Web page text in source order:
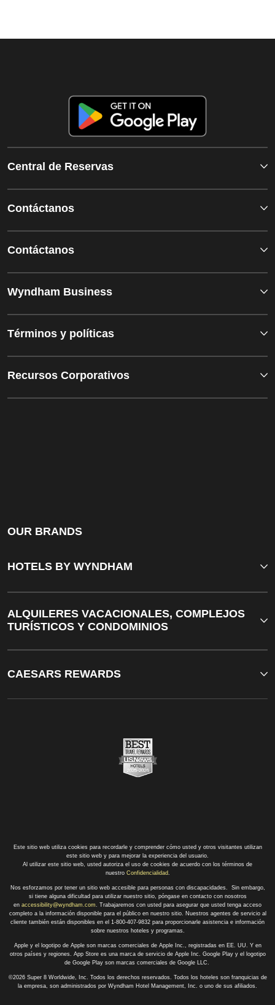
Central de Reservas
Contáctanos
Contáctanos
Wyndham Business
Términos y políticas
Recursos Corporativos
OUR BRANDS
HOTELS BY WYNDHAM
ALQUILERES VACACIONALES, COMPLEJOS
TURÍSTICOS Y CONDOMINIOS
CAESARS REWARDS
Este sitio web utiliza cookies para recordarle y comprender cómo usted y otros visitantes utilizan
este sitio web y para mejorar la experiencia del usuario.
Al utilizar este sitio web, usted autoriza el uso de cookies de acuerdo con los términos de
nuestro Confidencialidad.
Nos esforzamos por tener un sitio web accesible para personas con discapacidades. Sin embargo,
si tiene alguna dificultad para utilizar nuestro sitio, póngase en contacto con nosotros
en accessibility@wyndham.com. Trabajaremos con usted para asegurar que usted tenga acceso
completo a la información disponible para el público en nuestro sitio. Nuestros agentes de servicio al
cliente también están disponibles en el 1-800-407-9832 para proporcionarle asistencia e información
sobre nuestros hoteles y programas.
Apple y el logotipo de Apple son marcas comerciales de Apple Inc., registradas en EE. UU. Y en
otros países y regiones. App Store es una marca de servicio de Apple Inc. Google Play y el logotipo
de Google Play son marcas comerciales de Google LLC.
©2026 Super 8 Worldwide, Inc. Todos los derechos reservados. Todos los hoteles son franquicias de
la empresa, son administrados por Wyndham Hotel Management, Inc. o uno de sus afiliados.